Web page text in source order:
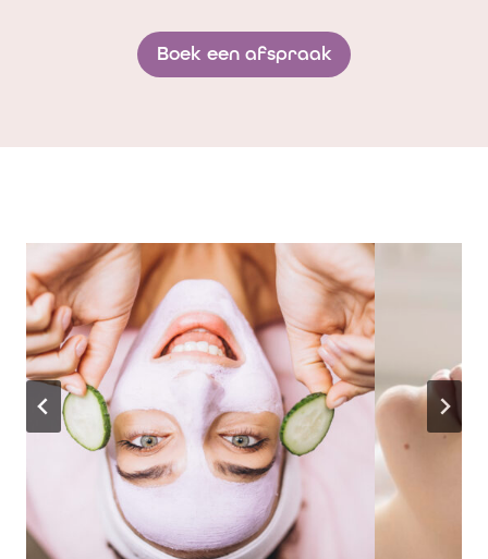
Boek een afspraak